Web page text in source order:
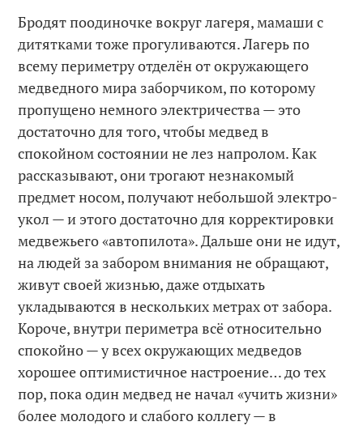
Бродят поодиночке вокруг лагеря, мамаши с
дитятками тоже прогуливаются. Лагерь по
всему периметру отделён от окружающего
медведного мира заборчиком, по которому
пропущено немного электричества — это
достаточно для того, чтобы медвед в
спокойном состоянии не лез напролом. Как
рассказывают, они трогают незнакомый
предмет носом, получают небольшой электро-
укол — и этого достаточно для корректировки
медвежьего «автопилота». Дальше они не идут,
на людей за забором внимания не обращают,
живут своей жизнью, даже отдыхать
укладываются в нескольких метрах от забора.
Короче, внутри периметра всё относительно
спокойно — у всех окружающих медведов
хорошее оптимистичное настроение… до тех
пор, пока один медвед не начал «учить жизни»
более молодого и слабого коллегу — в